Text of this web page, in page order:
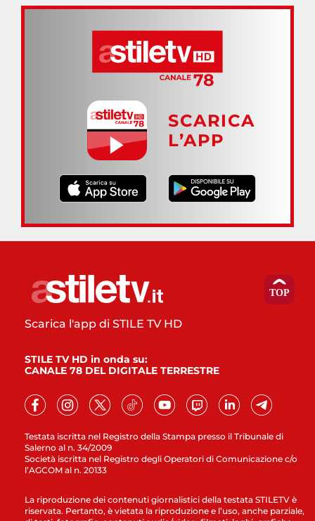
SCARICA
L’APP
Testata iscritta nel Registro della Stampa presso il Tribunale di
Salerno al n. 34/2009
Società iscritta nel Registro degli Operatori di Comunicazione c/o
l’AGCOM al n. 20133
Scarica l'app di STILE TV HD
STILE TV HD in onda su:
CANALE 78 DEL DIGITALE TERRESTRE
La riproduzione dei contenuti giornalistici della testata STILETV è
riservata. Pertanto, è vietata la riproduzione e l’uso, anche parziale,